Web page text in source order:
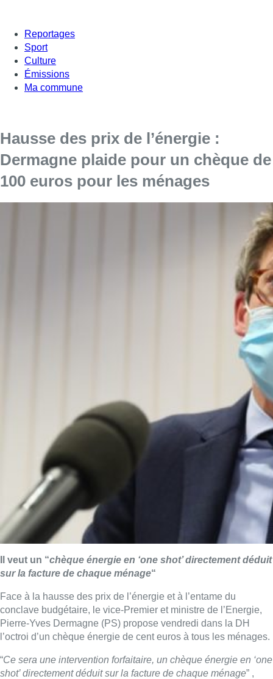
Reportages
Sport
Culture
Émissions
Ma commune
Hausse des prix de l’énergie :
Dermagne plaide pour un chèque de
100 euros pour les ménages
Il veut un “chèque énergie en ‘one shot’ directement déduit
sur la facture de chaque ménage“
Face à la hausse des prix de l’énergie et à l’entame du
conclave budgétaire, le vice-Premier et ministre de l’Energie,
Pierre-Yves Dermagne (PS) propose vendredi dans la DH
l’octroi d’un chèque énergie de cent euros à tous les ménages.
“Ce sera une intervention forfaitaire, un chèque énergie en ‘one
shot’ directement déduit sur la facture de chaque ménage” ,